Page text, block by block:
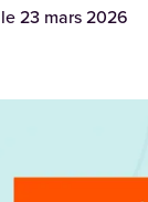
23 mars 2026